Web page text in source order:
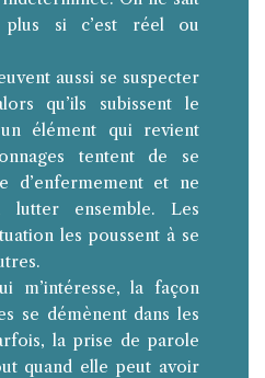
si c’est réel ou
aussi se suspecter
qu’ils subissent le
élément qui revient
tentent de se
d’enfermement et ne
lutter ensemble. Les
les poussent à se
m’intéresse, la façon
se démènent dans les
la prise de parole
quand elle peut avoir